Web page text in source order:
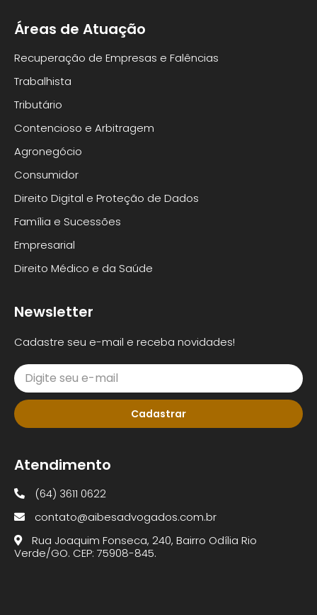
Áreas de Atuação
Recuperação de Empresas e Falências
Trabalhista
Tributário
Contencioso e Arbitragem
Agronegócio
Consumidor
Direito Digital e Proteção de Dados
Família e Sucessões
Empresarial
Direito Médico e da Saúde
Newsletter
Cadastre seu e-mail e receba novidades!
Cadastrar
Atendimento
(64) 3611 0622
contato@aibesadvogados.com.br
Rua Joaquim Fonseca, 240, Bairro Odília Rio
Verde/GO. CEP: 75908-845.